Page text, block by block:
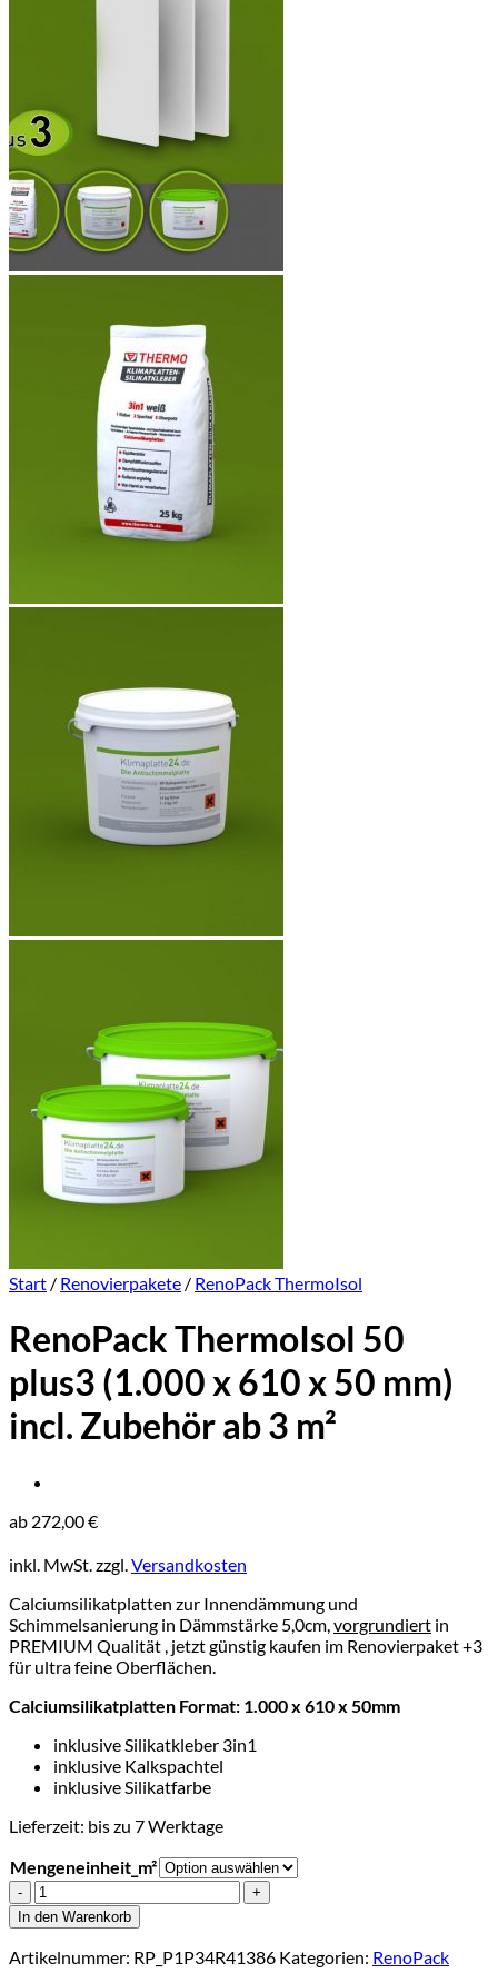
Start / Renovierpakete / RenoPack ThermoIsol
RenoPack ThermoIsol 50
plus3 (1.000 x 610 x 50 mm)
incl. Zubehör ab 3 m²
ab 272,00€
inkl. MwSt.zzgl.Versandkosten
Calciumsilikatplatten zur Innendämmung und
Schimmelsanierung in Dämmstärke 5,0cm,vorgrundiert in
PREMIUM Qualität , jetzt günstig kaufen im Renovierpaket +3
für ultra feine Oberflächen.
Calciumsilikatplatten Format: 1.000 x 610 x 50mm
inklusive Silikatkleber 3in1
inklusive Kalkspachtel
inklusive Silikatfarbe
Lieferzeit: bis zu 7 Werktage
Mengeneinheit_m²
RenoPack
ThermoIsol
50
plus3
In den Warenkorb
Artikelnummer: RP_P1P34R41386 Kategorien: RenoPack